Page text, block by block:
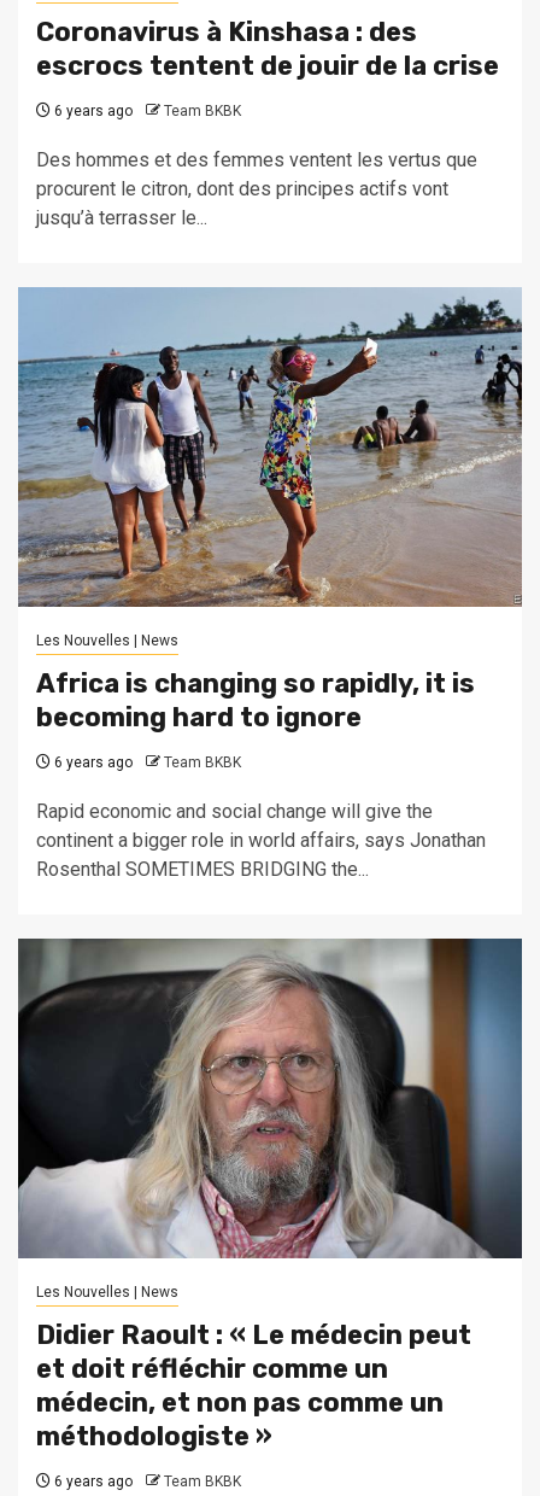
Coronavirus à Kinshasa : des
escrocs tentent de jouir de la crise
6 years ago Team BKBK
Des hommes et des femmes ventent les vertus que
procurent le citron, dont des principes actifs vont
jusqu’à terrasser le...
Les Nouvelles | News
Africa is changing so rapidly, it is
becoming hard to ignore
6 years ago Team BKBK
Rapid economic and social change will give the
continent a bigger role in world affairs, says Jonathan
Rosenthal SOMETIMES BRIDGING the...
Les Nouvelles | News
Didier Raoult : « Le médecin peut
et doit réfléchir comme un
médecin, et non pas comme un
méthodologiste »
6 years ago Team BKBK